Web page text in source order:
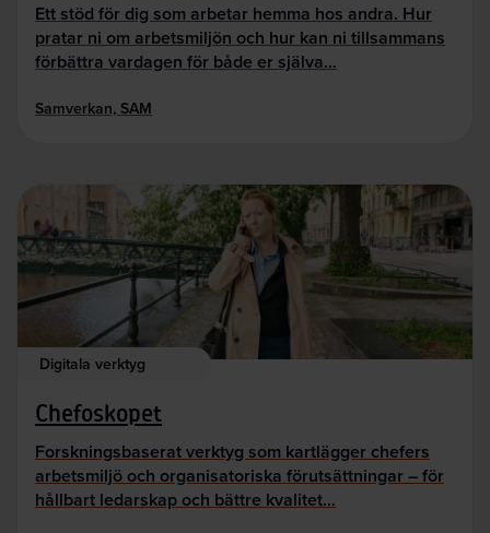
Ett stöd för dig som arbetar hemma hos andra. Hur
pratar ni om arbetsmiljön och hur kan ni tillsammans
förbättra vardagen för både er själva…
Samverkan, SAM
Digitala verktyg
Chefoskopet
Forskningsbaserat verktyg som kartlägger chefers
arbetsmiljö och organisatoriska förutsättningar – för
hållbart ledarskap och bättre kvalitet…